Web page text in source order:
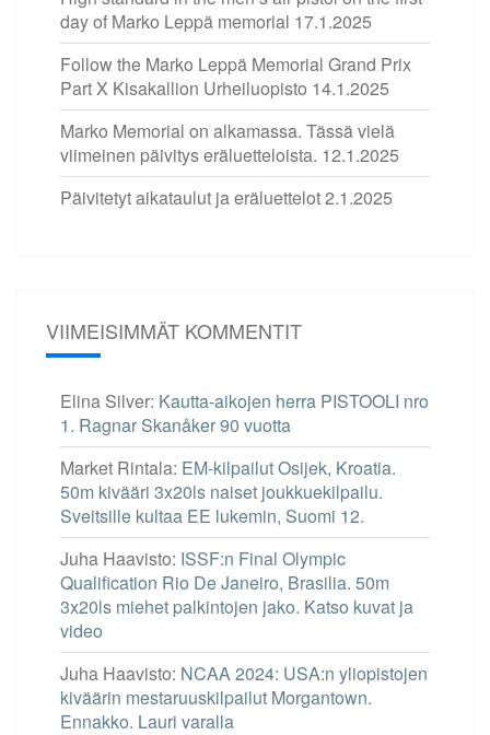
day of Marko Leppä memorial 17.1.2025
Follow the Marko Leppä Memorial Grand Prix
Part X Kisakallion Urheiluopisto 14.1.2025
Marko Memorial on alkamassa. Tässä vielä
viimeinen päivitys eräluetteloista. 12.1.2025
Päivitetyt aikataulut ja eräluettelot2.1.2025
VIIMEISIMMÄT KOMMENTIT
Elina Silver: Kautta-aikojen herra PISTOOLI nro
1. Ragnar Skanåker 90 vuotta
Market Rintala: EM-kilpailut Osijek, Kroatia.
50m kivääri 3x20ls naiset joukkuekilpailu.
Sveitsille kultaa EE lukemin, Suomi 12.
Juha Haavisto: ISSF:n Final Olympic
Qualification Rio De Janeiro, Brasilia. 50m
3x20ls miehet palkintojen jako. Katso kuvat ja
video
Juha Haavisto: NCAA 2024: USA:n yliopistojen
kiväärin mestaruuskilpailut Morgantown.
Ennakko. Lauri varalla